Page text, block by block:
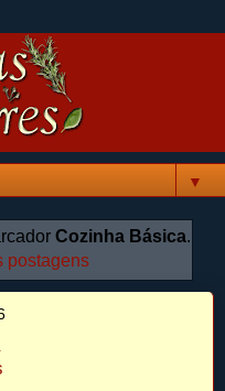
▼
Cozinha Básica.
postagens